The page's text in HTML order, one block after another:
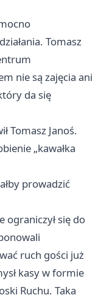
Tomasz
nie są zajęcia ani
da się
Tomasz Janoś.
„kawałka
prowadzić
ograniczył się do
ruch gości już
kasy w formie
Ruchu. Taka